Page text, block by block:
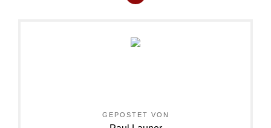
GEPOSTET VON